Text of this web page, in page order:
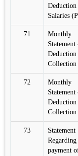
Salaries
71
Monthly
Collection
72
Monthly
73
Statement
Regarding
payment